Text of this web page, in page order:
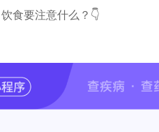
食要注意什么？ 👇